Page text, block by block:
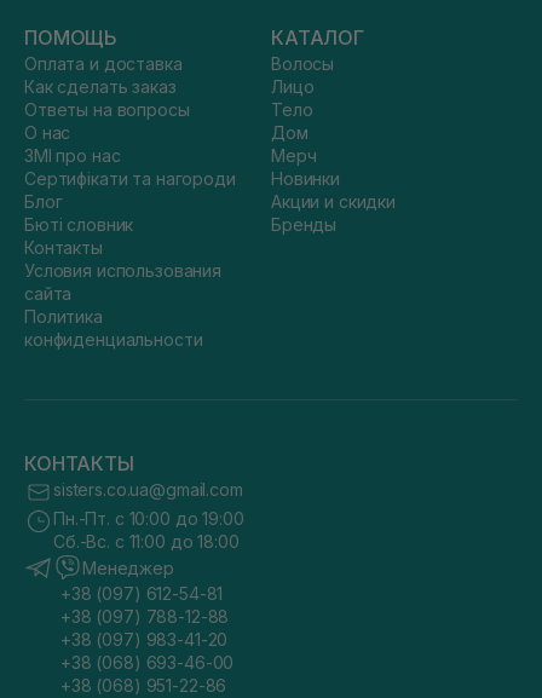
ПОМОЩЬ
Оплата и доставка
Как сделать заказ
Ответы на вопросы
О нас
ЗМІ про нас
Сертифікати та нагороди
Блог
Бюті словник
Контакты
Условия использования
сайта
Политика
конфиденциальности
КАТАЛОГ
Волосы
Лицо
Тело
Дом
Мерч
Новинки
Акции и скидки
Бренды
КОНТАКТЫ
sisters.co.ua@gmail.com
Пн.-Пт. с 10:00 до 19:00
Сб.-Вс. с 11:00 до 18:00
Менеджер
+38 (097) 612-54-81
+38 (097) 788-12-88
+38 (097) 983-41-20
+38 (068) 693-46-00
+38 (068) 951-22-86